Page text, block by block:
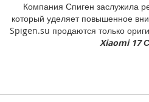
e
1
M
Компания Спиген заслужила
который уделяет повышенное
Spigen.su продаются только
Xiaomi 17